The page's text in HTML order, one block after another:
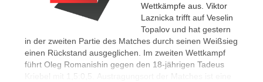
Wettkämpfe aus. Viktor
Laznicka trifft auf Veselin
Topalov und hat gestern
in der zweiten Partie des Matches durch seinen Weißsieg
einen Rückstand ausgeglichen. Im zweiten Wettkampf
führt Oleg Romanishin gegen den 18-jährigen Tadeus
Kriebel mit 1,5:0,5. Austragungsort der Matches ist eine